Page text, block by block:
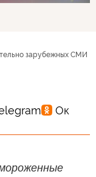
зарубежных СМИ